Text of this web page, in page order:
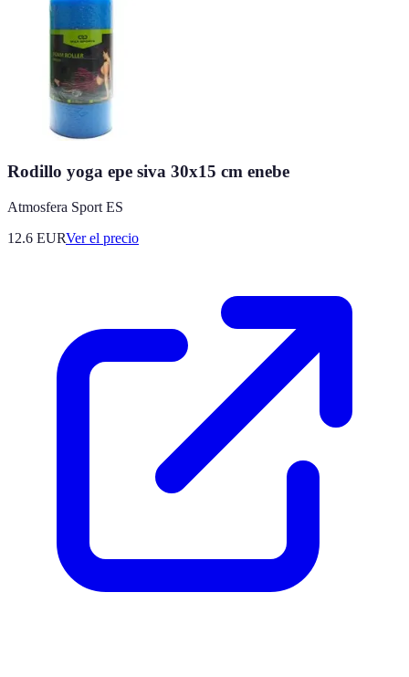
Rodillo yoga epe siva 30x15 cm enebe
Atmosfera Sport ES
12.6 EURVer el precio